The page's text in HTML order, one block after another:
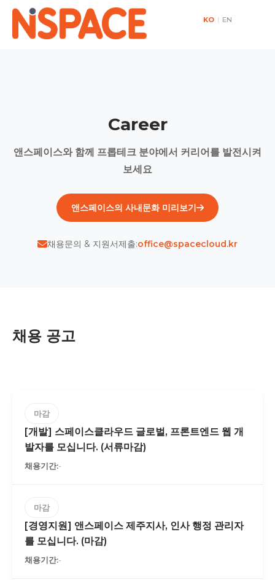
KO | EN
Career
앤스페이스와 함께 프롭테크 분야에서 커리어를 발전시켜
보세요
앤스페이스의 사내문화 미리보기
채용문의 & 지원서제출:office@spacecloud.kr
채용 공고
마감
[개발] 스페이스클라우드 글로벌, 프론트엔드 웹 개
발자를 모십니다. (서류마감)
-
마감
[경영지원] 앤스페이스 제주지사, 인사 행정 관리자
를 모십니다. (마감)
-